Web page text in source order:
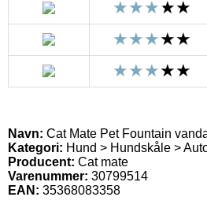
Navn: Cat Mate Pet Fountain
Kategori: Hund > Hundskåle >
Producent: Cat mate
Varenummer: 30799514
EAN: 35368083358